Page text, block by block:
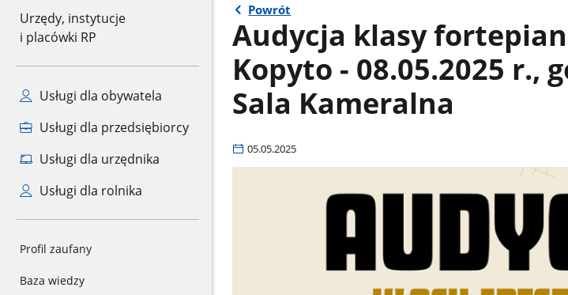
Urzędy, instytucje
i placówki RP
Usługi dla obywatela
Usługi dla przedsiębiorcy
Usługi dla urzędnika
Usługi dla rolnika
Profil zaufany
Baza wiedzy
Powrót
Audycja klasy
Kopyto - 08.05.2025 r.,
Sala Kameralna
05.05.2025